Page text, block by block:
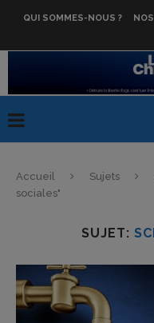
QUI SOMMES-NOUS ?
Accueil Sujets
sociales"
SUJET: